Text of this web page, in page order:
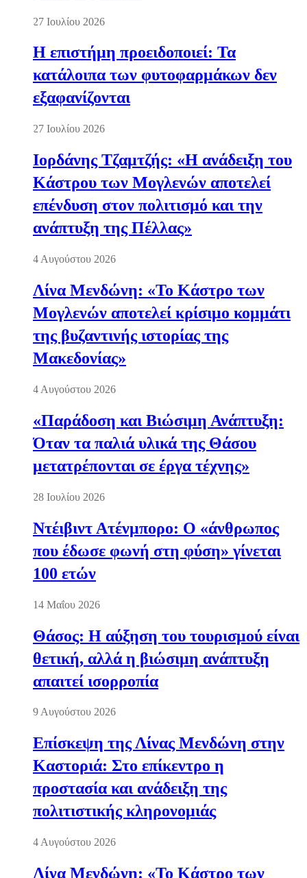
27 Ιουλίου 2026
Η επιστήμη προειδοποιεί: Τα
κατάλοιπα των φυτοφαρμάκων δεν
εξαφανίζονται
27 Ιουλίου 2026
Ιορδάνης Τζαμτζής: «Η ανάδειξη του
Κάστρου των Μογλενών αποτελεί
επένδυση στον πολιτισμό και την
ανάπτυξη της Πέλλας»
4 Αυγούστου 2026
Λίνα Μενδώνη: «Το Κάστρο των
Μογλενών αποτελεί κρίσιμο κομμάτι
της βυζαντινής ιστορίας της
Μακεδονίας»
4 Αυγούστου 2026
«Παράδοση και Βιώσιμη Ανάπτυξη:
Όταν τα παλιά υλικά της Θάσου
μετατρέπονται σε έργα τέχνης»
28 Ιουλίου 2026
Ντέιβιντ Ατένμπορο: Ο «άνθρωπος
που έδωσε φωνή στη φύση» γίνεται
100 ετών
14 Μαΐου 2026
Θάσος: Η αύξηση του τουρισμού είναι
θετική, αλλά η βιώσιμη ανάπτυξη
απαιτεί ισορροπία
9 Αυγούστου 2026
Επίσκεψη της Λίνας Μενδώνη στην
Καστοριά: Στο επίκεντρο η
προστασία και ανάδειξη της
πολιτιστικής κληρονομιάς
4 Αυγούστου 2026
Λίνα Μενδώνη: «Το Κάστρο των